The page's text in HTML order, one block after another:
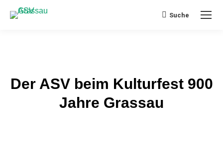
Search:
Suche
Der ASV beim Kulturfest 900
Jahre Grassau